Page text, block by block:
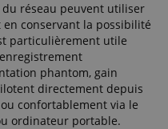
réseau peuvent utiliser
conservant la possibilité
particulièrement utile
phantom, gain
directement depuis
confortablement via le
ordinateur portable.